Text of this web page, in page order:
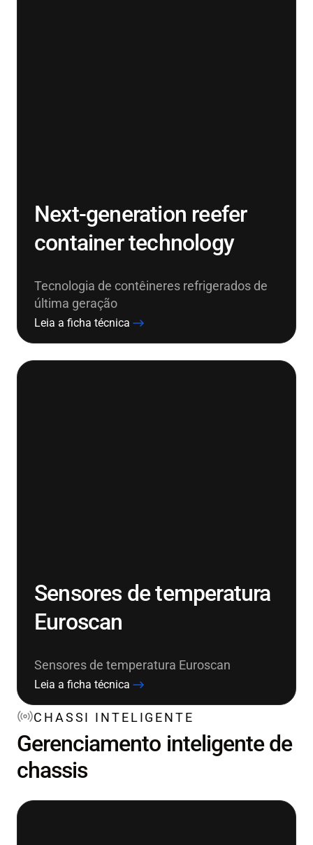
Next-generation reefer
container technology
Tecnologia de contêineres refrigerados de
última geração
Leia a ficha técnica
Sensores de temperatura
Euroscan
Sensores de temperatura Euroscan
Leia a ficha técnica
CHASSI INTELIGENTE
Gerenciamento inteligente de
chassis